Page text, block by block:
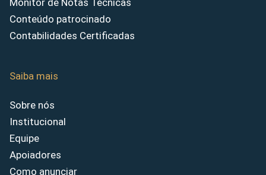
Monitor de Notas Técnicas
Conteúdo patrocinado
Contabilidades Certificadas
Saiba mais
Sobre nós
Institucional
Equipe
Apoiadores
Como anunciar